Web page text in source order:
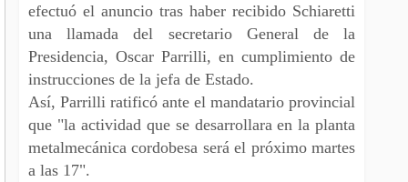
efectuó el anuncio tras haber recibido Schiaretti
una llamada del secretario General de la
Presidencia, Oscar Parrilli, en cumplimiento de
instrucciones de la jefa de Estado.
Así, Parrilli ratificó ante el mandatario provincial
que "la actividad que se desarrollara en la planta
metalmecánica cordobesa será el próximo martes
a las 17".